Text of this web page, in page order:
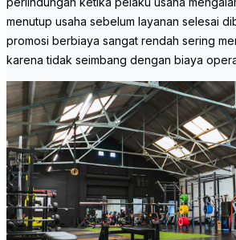
menutup usaha sebelum layanan selesai
promosi berbiaya sangat rendah sering
karena tidak seimbang dengan biaya